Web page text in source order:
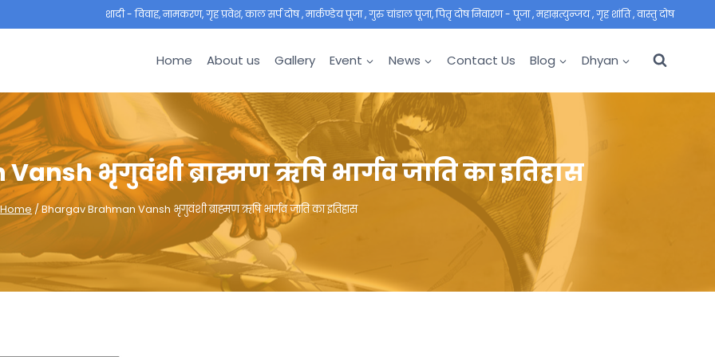
शादी - विवाह, नामकरण, गृह प्रवेश, काल सर्प दोष , मार्कण्डेय पूजा , गुरु चांडाल पूजा, पितृ दोष निवारण - पूजा , महाम्रत्युन्जय , गृह शांति , वास्तु दोष
Home About us Gallery Event News Contact Us Blog Dhyan
भृगुवंशी ब्राह्मण ऋषि भार्गव जाति का इतिहास
Home/Bhargav Brahman Vansh भृगुवंशी ब्राह्मण ऋषि भार्गव जाति का इतिहास